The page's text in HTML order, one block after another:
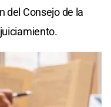
del Consejo de la